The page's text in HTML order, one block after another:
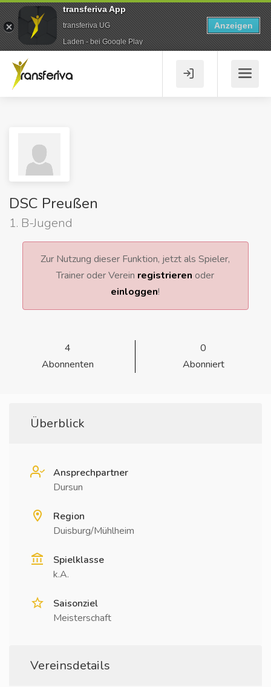
DSC Preußen
1. B-Jugend
Zur Nutzung dieser Funktion, jetzt als Spieler,
Trainer oder Verein registrieren oder
einloggen!
4
Abonnenten
0
Abonniert
Überblick
Ansprechpartner
Dursun
Region
Duisburg/Mühlheim
Spielklasse
k.A.
Saisonziel
Meisterschaft
Vereinsdetails
transferiva App
transferiva UG
Laden - bei Google Play
Anzeigen